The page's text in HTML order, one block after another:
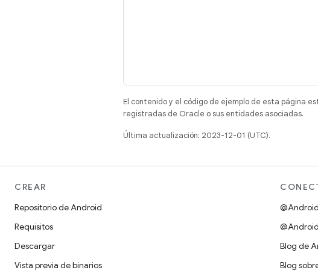
El contenido y el código de ejemplo de esta página
registradas de Oracle o sus entidades asociadas.
Última actualización: 2023-12-01 (UTC).
CREAR
Repositorio de Android
Requisitos
Descargar
Vista previa de binarios
Blog de
Blog